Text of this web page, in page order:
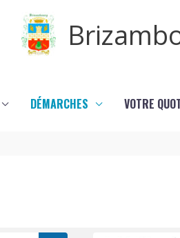
DÉMARCHES VOTRE